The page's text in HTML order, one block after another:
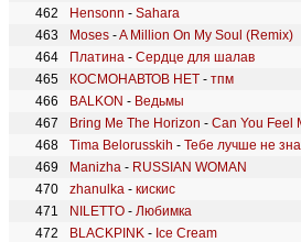
Hensonn - Sahara
Moses -A Million On My Soul (Remix)
Платина - Сердце для шалав
КОСМОНАВТОВ НЕТ - тпм
BALKON - Ведьмы
Bring Me The Horizon - Can You Feel
Tima Belorusskih - Тебе лучше не
Manizha - RUSSIAN WOMAN
zhanulka - кискис
NILETTO - Любимка
BLACKPINK - Ice Cream